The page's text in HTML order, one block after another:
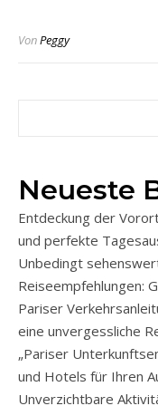
VonPeggy
Neueste
Entdeckung der
und perfekte
Unbedingt
Reiseempfehlungen:
Pariser
eine unvergessliche
„Pariser
und Hotels für Ihren
Unverzichtbare